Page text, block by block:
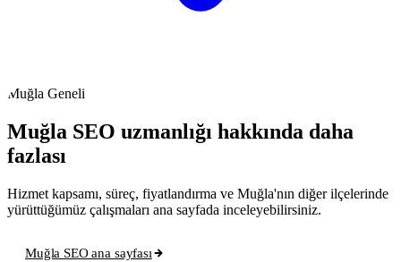
Muğla Geneli
Muğla SEO uzmanlığı hakkında daha
fazlası
Hizmet kapsamı, süreç, fiyatlandırma ve Muğla'nın diğer ilçelerinde
yürüttüğümüz çalışmaları ana sayfada inceleyebilirsiniz.
Muğla SEO ana sayfası